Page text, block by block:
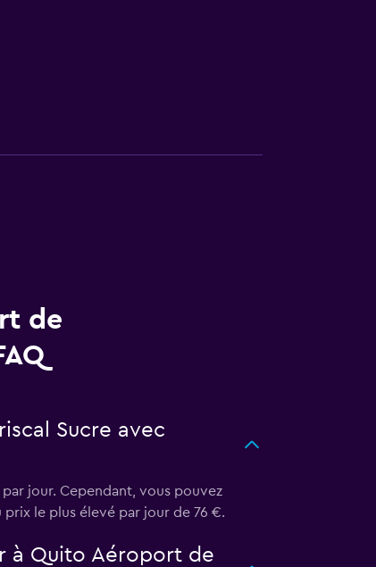
de
Sucre avec
jour. Cependant, vous pouvez
le plus élevé par jour de 76 €.
à Quito Aéroport de